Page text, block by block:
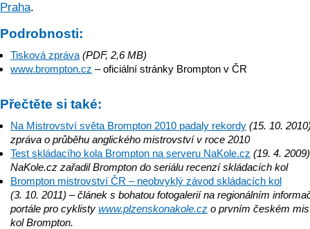
Praha.
Podrobnosti:
Tisková zpráva (PDF, 2,6 MB)
www.brompton.cz – oficiální stránky Brompton v ČR
Přečtěte si také:
Na Mistrovství světa Brompton 2010 padaly rekordy (15. 10.
zpráva o průběhu anglického mistrovství v roce 2010
Test skládacího kola Brompton na serveru NaKole.cz (19. 4.
NaKole.cz zařadilBrompton do seriálu recenzí skládacích kol
Brompton mistrovství ČR – neobvyklý závod skládacích kol
(3. 10. 2011) – článek s bohatou fotogalerií na regionálním
portále pro cyklisty www.plzenskona­kole.cz o prvním českém
kol Brompton.